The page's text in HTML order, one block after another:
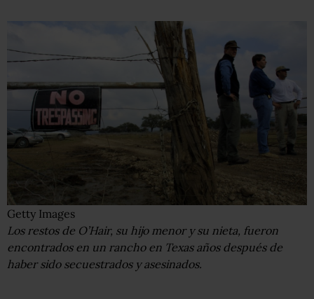
Getty Images
Los restos de O’Hair, su hijo menor y su nieta, fueron
encontrados en un rancho en Texas años después de
haber sido secuestrados y asesinados.